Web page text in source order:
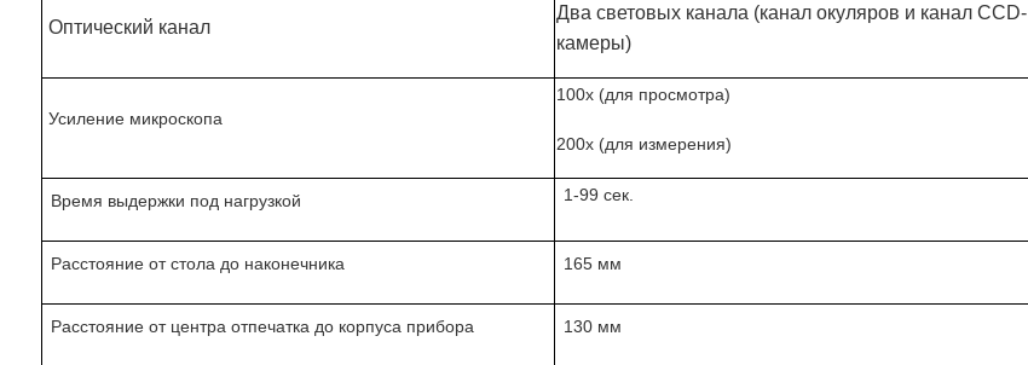
Оптический канал
Два световых канала (канал окуляров и канал CCD-
камеры)
Усиление микроскопа
100x (для просмотра)
200x (для измерения)
Время выдержки под нагрузкой 1-99 сек.
Расстояние от стола до наконечника 165 мм
Расстояние от центра отпечатка до корпуса прибора 130 мм